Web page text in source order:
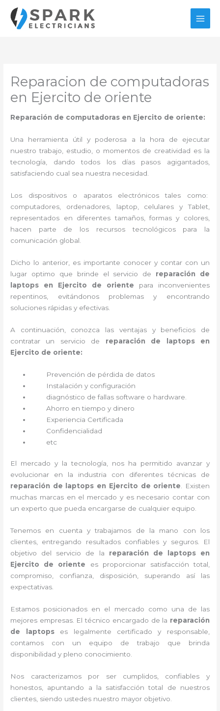
contenido
Reparacion de computadoras
en Ejercito de oriente
Reparación de computadoras en Ejercito de oriente:
Una herramienta útil y poderosa a la hora de ejecutar
nuestro trabajo, estudio, o momentos de creatividad es la
tecnología, dando todos los días pasos agigantados,
satisfaciendo cual sea nuestra necesidad.
Los dispositivos o aparatos electrónicos tales como:
computadores, ordenadores, laptop, celulares y Tablet,
representados en diferentes tamaños, formas y colores,
hacen parte de los recursos tecnológicos para la
comunicación global.
Dicho lo anterior, es importante conocer y contar con un
lugar optimo que brinde el servicio de reparación de
laptops en Ejercito de oriente para inconvenientes
repentinos, evitándonos problemas y encontrando
soluciones rápidas y efectivas.
A continuación, conozca las ventajas y beneficios de
contratar un servicio de reparación de laptops en
Ejercito de oriente:
Prevención de pérdida de datos
Instalación y configuración
diagnóstico de fallas software o hardware
Ahorro en tiempo y dinero
Experiencia Certificada
Confidencialidad
etc
El mercado y la tecnología, nos ha permitido avanzar y
evolucionar en la industria con diferentes técnicas de
reparación de laptops en Ejercito de oriente . Existen
muchas marcas en el mercado y es necesario contar con
un experto que pueda encargarse de cualquier equipo.
Tenemos en cuenta y trabajamos de la mano con los
clientes, entregando resultados confiables y seguros. El
objetivo del servicio de la reparación de laptops en
Ejercito de oriente es proporcionar satisfacción total,
compromiso, confianza, disposición, superando así las
expectativas.
Estamos posicionados en el mercado como una de las
mejores empresas. El técnico encargado de la reparación
de laptops es legalmente certificado y responsable,
contamos con un equipo de trabajo que brinda
disponibilidad y pleno conocimiento.
Nos caracterizamos por ser cumplidos, confiables y
honestos, apuntando a la satisfacción total de nuestros
clientes, siendo ustedes nuestro mayor objetivo.